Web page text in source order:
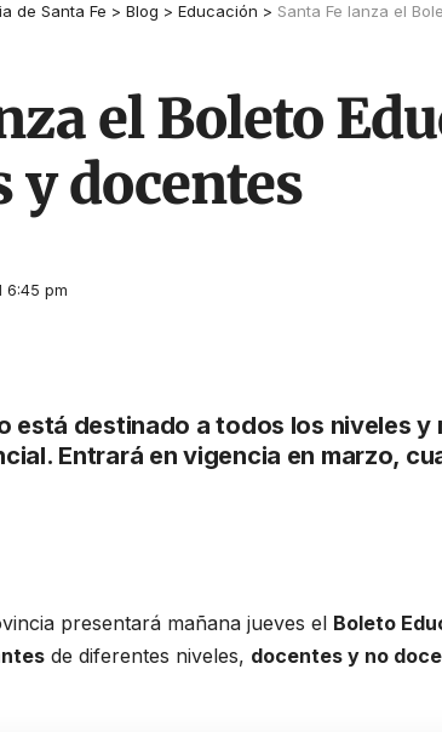
de Santa Fe > Blog > Educación > Santa Fe lanza el
el Boleto
y docentes
6:45 pm
está destinado a todos los niveles y
Entrará en vigencia en marzo,
presentará mañana jueves el Boleto
de diferentes niveles, docentes y no